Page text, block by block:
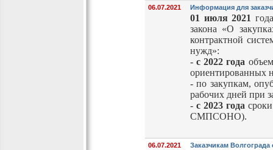
06.07.2021 Информация для
01 июля 2021
закона «О
контрактной
нужд»:
-с 2022 года
ориентированных
- по закупкам,
рабочих дней
- с 2023 года
СМПСОНО).
06.07.2021 Заказчикам